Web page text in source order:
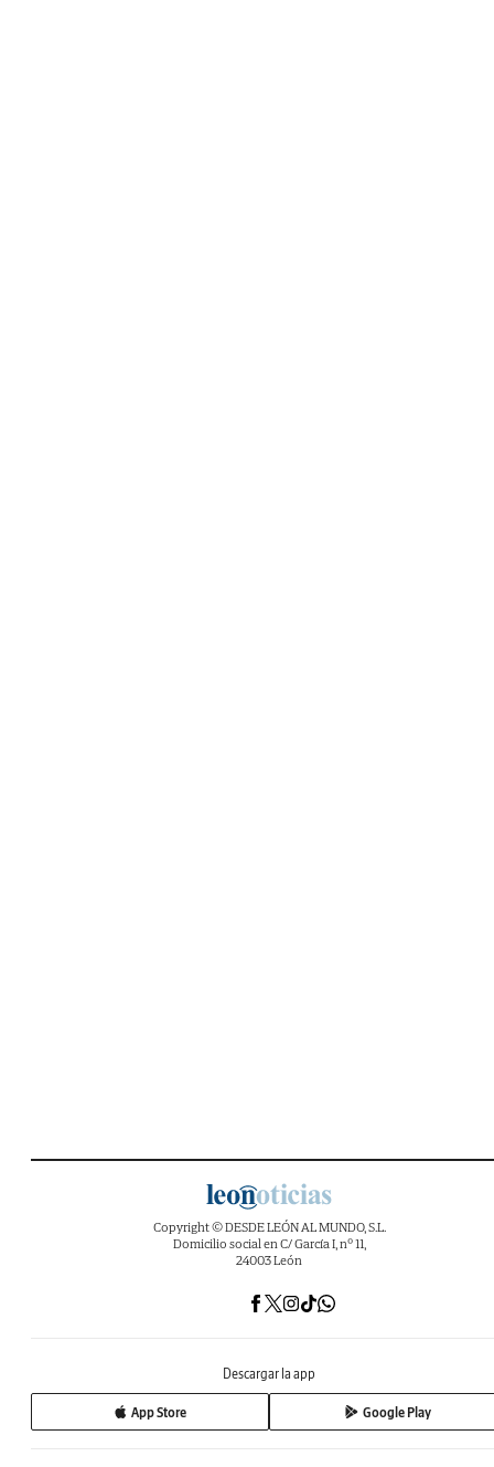
Copyright © DESDE LEÓN AL MUNDO, S.L.
Domicilio social en C/ García I, nº 11,
24003 León
Descargar la app
App Store Google Play